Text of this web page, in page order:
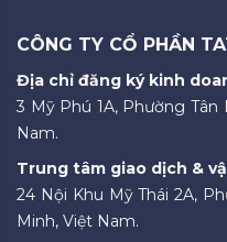
CÔNG TY CỔ PHẦN
Địa chỉ đăng ký kinh
3 Mỹ Phú 1A, Phường Tân
Nam.
Trung tâm giao dịch &
24 Nội Khu Mỹ Thái 2A,
Minh, Việt Nam.